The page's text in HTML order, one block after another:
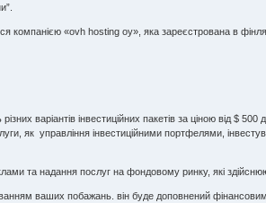
«ovh hosting oy», яка зареєстрована в
варіантів інвестиційних пакетів за ціною від $ 500
як управління інвестиційними портфелями,
та надання послуг на фондовому ринку, які
ваших побажань. він буде доповнений